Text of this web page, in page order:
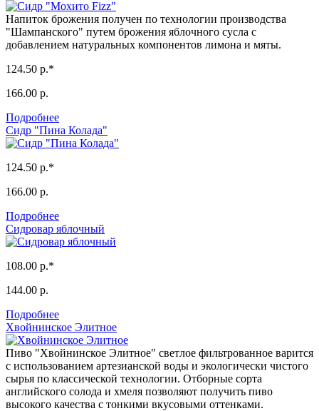
Напиток брожения получен по технологии производства
"Шампанского" путем брожения яблочного сусла с
добавлением натуральных компонентов лимона и мяты.
124.50 р.*
166.00 р.
Подробнее
Сидр "Пина Колада"
124.50 р.*
166.00 р.
Подробнее
Сидровар яблочный
108.00 р.*
144.00 р.
Подробнее
Хвойнинское Элитное
Пиво "Хвойнинское Элитное" светлое фильтрованное варится
с использованием артезианской воды и экологически чистого
сырья по классической технологии. Отборные сорта
английского солода и хмеля позволяют получить пиво
высокого качества с тонкими вкусовыми оттенками.